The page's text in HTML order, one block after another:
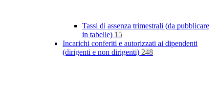
Tassi di assenza trimestrali (da pubblicare
in tabelle) 15
Incarichi conferiti e autorizzati ai dipendenti
(dirigenti e non dirigenti) 248